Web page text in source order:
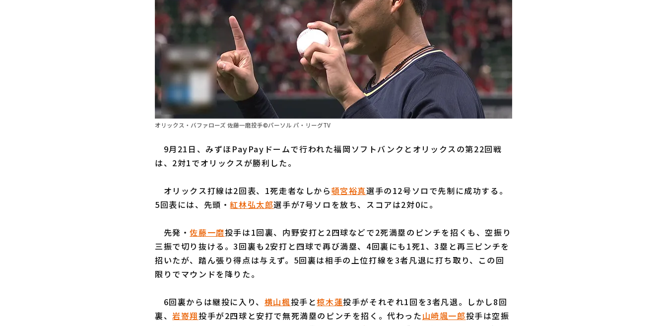
オリックス・バファローズ 佐藤一磨投手©パーソル パ・リーグTV
9月21日、みずほPayPayドームで行われた福岡ソフトバンクとオリックスの第22回戦
は、2対1でオリックスが勝利した。
オリックス打線は2回表、1死走者なしから頓宮裕真選手の12号ソロで先制に成功する。
5回表には、先頭・紅林弘太郎選手が7号ソロを放ち、スコアは2対0に。
先発・佐藤一磨投手は1回裏、内野安打と2四球などで2死満塁のピンチを招くも、空振り
三振で切り抜ける。3回裏も2安打と四球で再び満塁、4回裏にも1死1、3塁と再三ピンチを
招いたが、踏ん張り得点は与えず。5回裏は相手の上位打線を3者凡退に打ち取り、この回
限りでマウンドを降りた。
6回裏からは継投に入り、 横山楓投手と椋木蓮投手がそれぞれ1回を3者凡退。しかし8回
裏、岩嵜翔投手が2四球と安打で無死満塁のピンチを招く。代わった山崎颯一郎投手は空振